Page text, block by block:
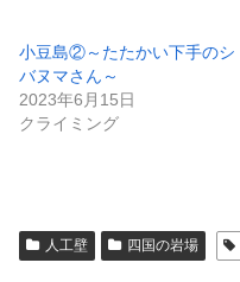
小豆島②～たたかい下手のシ
バヌマさん～
2023年6月15日
クライミング
人工壁 四国の岩場